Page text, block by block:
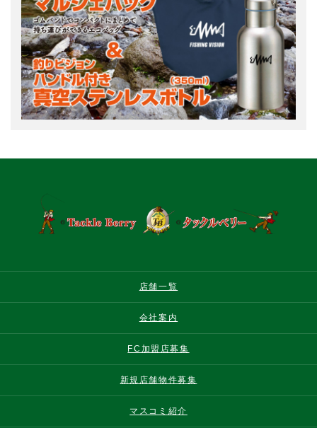
店舗一覧
会社案内
FC加盟店募集
新規店舗物件募集
マスコミ紹介